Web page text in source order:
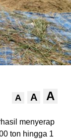
A A A
menyerap
ton hingga 1